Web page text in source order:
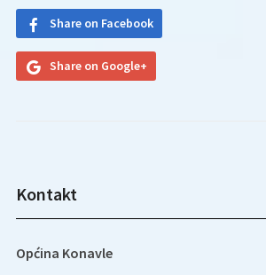
Share on Facebook
Share on Google+
Kontakt
Općina Konavle